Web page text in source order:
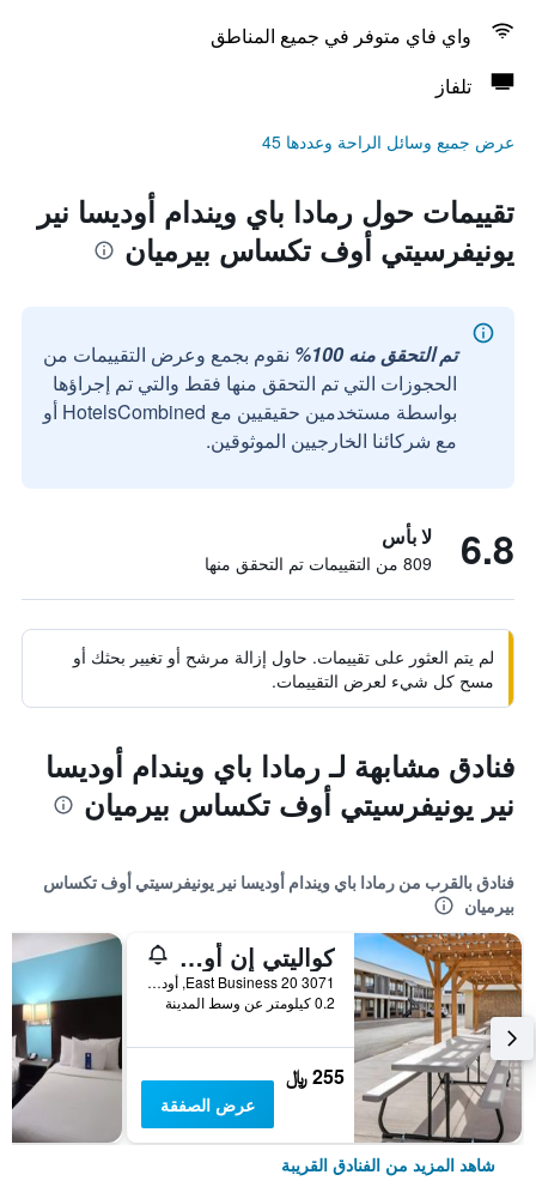
واي فاي متوفر في جميع المناطق
تلفاز
عرض جميع وسائل الراحة وعددها 45
تقييمات حول رمادا باي ويندام أوديسا نير
يونيفرسيتي أوف تكساس بيرميان
تم التحقق منه 100%
نقوم بجمع وعرض التقييمات من
الحجوزات التي تم التحقق منها فقط والتي تم إجراؤها
بواسطة مستخدمين حقيقيين مع HotelsCombined أو
مع شركائنا الخارجيين الموثوقين.
6.8 لا بأس
809 من التقييمات تم التحقق منها
لم يتم العثور على تقييمات. حاول إزالة مرشح أو تغيير بحثك أو
مسح كل شيء لعرض التقييمات.
فنادق مشابهة لـ رمادا باي ويندام أوديسا
نير يونيفرسيتي أوف تكساس بيرميان
فنادق بالقرب من رمادا باي ويندام أوديسا نير يونيفرسيتي أوف تكساس
بيرميان
كواليتي إن أوديسا نير يونيفيرسيتي
3071 East Business 20, أوديسا, TX, الولايات المتحدة الأميريكية
0.2 كيلومتر عن وسط المدينة
255 ﷼
عرض الصفقة
شاهد المزيد من الفنادق القريبة